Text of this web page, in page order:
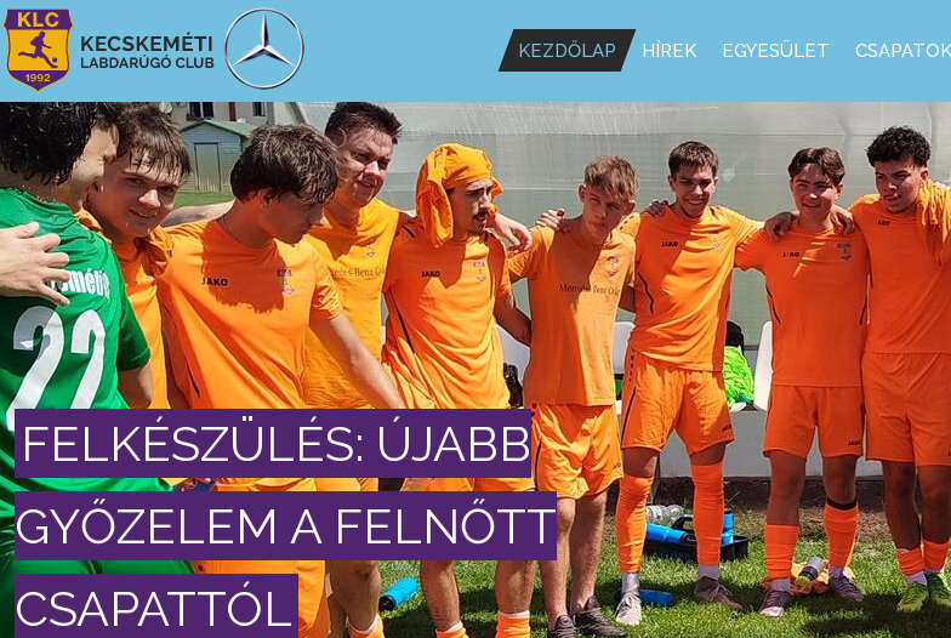
KEZDŐLAP HÍREK EGYESÜLET CSAPATOK
FELKÉSZÜLÉS: ÚJABB
GYŐZELEM A FELNŐTT
CSAPATTÓL